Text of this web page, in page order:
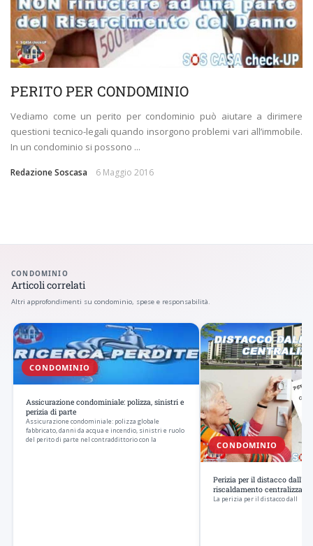
PERITO PER CONDOMINIO
Vediamo come un perito per condominio può aiutare a dirimere
questioni tecnico-legali quando insorgono problemi vari all’immobile.
In un condominio si possono ...
Redazione Soscasa 6 Maggio 2016
CONDOMINIO
Articoli correlati
Altri approfondimenti su condominio, spese e responsabilità.
CONDOMINIO
Assicurazione condominiale: polizza, sinistri e
perizia di parte
Assicurazione condominiale: polizza globale
fabbricato, danni da acqua e incendio, sinistri e ruolo
del perito di parte nel contraddittorio con la
CONDOMINIO
Perizia per il distacco
riscaldamento centralizzato
La perizia per il distacco dall